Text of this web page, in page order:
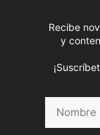
Recibe
y